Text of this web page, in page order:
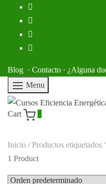
Blog · Contacto · ¿Alguna
Menu
Cart
Inicio /Productos etiquetados
1 Product